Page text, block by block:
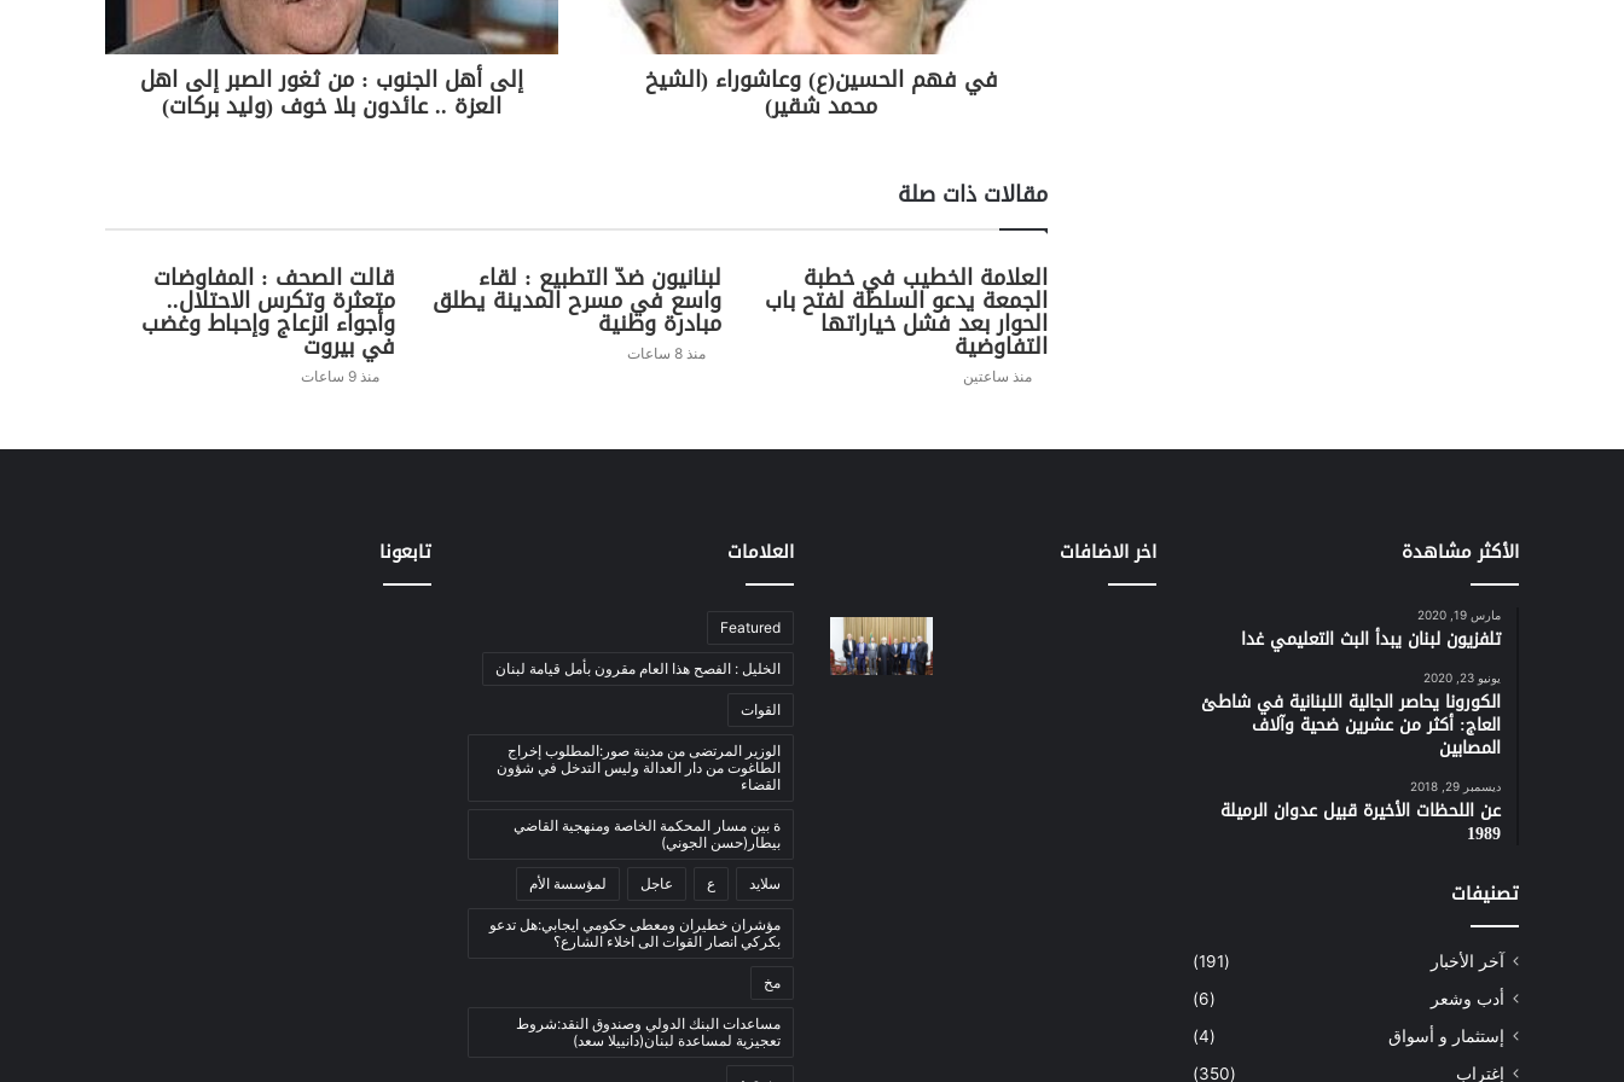
في فهم الحسين(ع) وعاشوراء (الشيخ
محمد شقير)
إلى أهل الجنوب : من ثغور الصبر إلى اهل
العزة .. عائدون بلا خوف (وليد بركات)
مقالات ذات صلة
العلامة الخطيب في خطبة
الجمعة يدعو السلطة لفتح باب
الحوار بعد فشل خياراتها
التفاوضية
منذ ساعتين
لبنانيون ضدّ التطبيع : لقاء
واسع في مسرح المدينة يطلق
مبادرة وطنية
منذ 8 ساعات
قالت الصحف : المفاوضات
متعثرة وتكرس الاحتلال..
وأجواء انزعاج وإحباط وغضب
في بيروت
منذ 9 ساعات
الأكثر مشاهدة
مارس 19, 2020
تلفزيون لبنان يبدأ البث التعليمي غدا
يونيو 23, 2020
الكورونا يحاصر الجالية اللبنانية في شاطئ
العاج: أكثر من عشرين ضحية وآلاف
المصابين
ديسمبر 29, 2018
عن اللحظات الأخيرة قبيل عدوان الرميلة
1989
تصنيفات
آخر الأخبار
(191)
أدب وشعر
(6)
إستثمار و أسواق
(4)
إغتراب
(350)
اخر الاضافات العلامات
Featured
الخليل : الفصح هذا العام مقرون بأمل قيامة لبنان
القوات
الوزير المرتضى من مدينة صور:المطلوب إخراج
الطاغوت من دار العدالة وليس التدخل في شؤون
القضاء
ة بين مسار المحكمة الخاصة ومنهجية القاضي
بيطار(حسن الجوني)
سلايد ع عاجل لمؤسسة الأم
مؤشران خطيران ومعطى حكومي ايجابي:هل تدعو
بكركي انصار القوات الى اخلاء الشارع؟
مخ
مساعدات البنك الدولي وصندوق النقد:شروط
تعجيزية لمساعدة لبنان(دانييلا سعد)
تابعونا